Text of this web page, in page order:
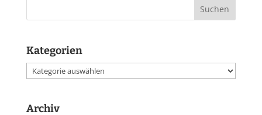
Kategorien
Kategorien
Archiv